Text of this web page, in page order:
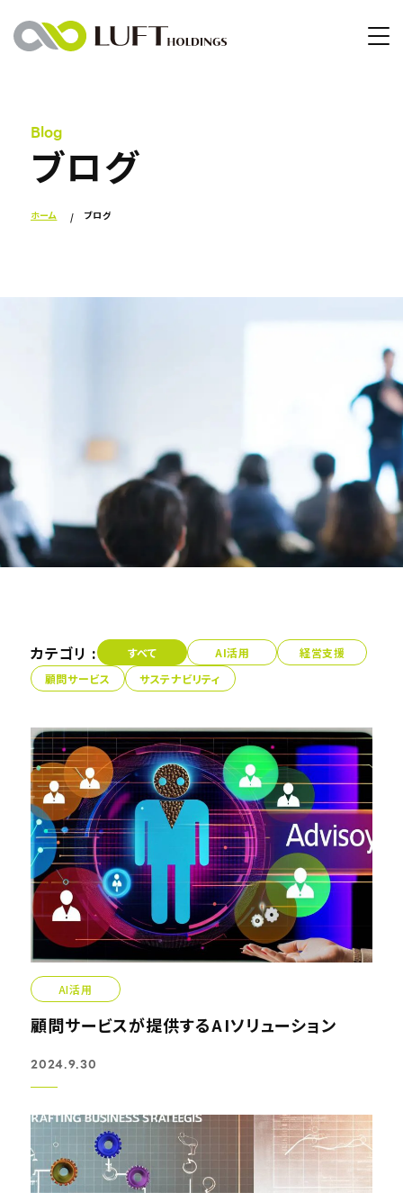
Blog
ブログ
ホーム ブログ
カテゴリ : すべて AI活用
経営支援
顧問サービス
サステナビリティ
AI活用
顧問サービスが提供するAIソリューション
2024.9.30